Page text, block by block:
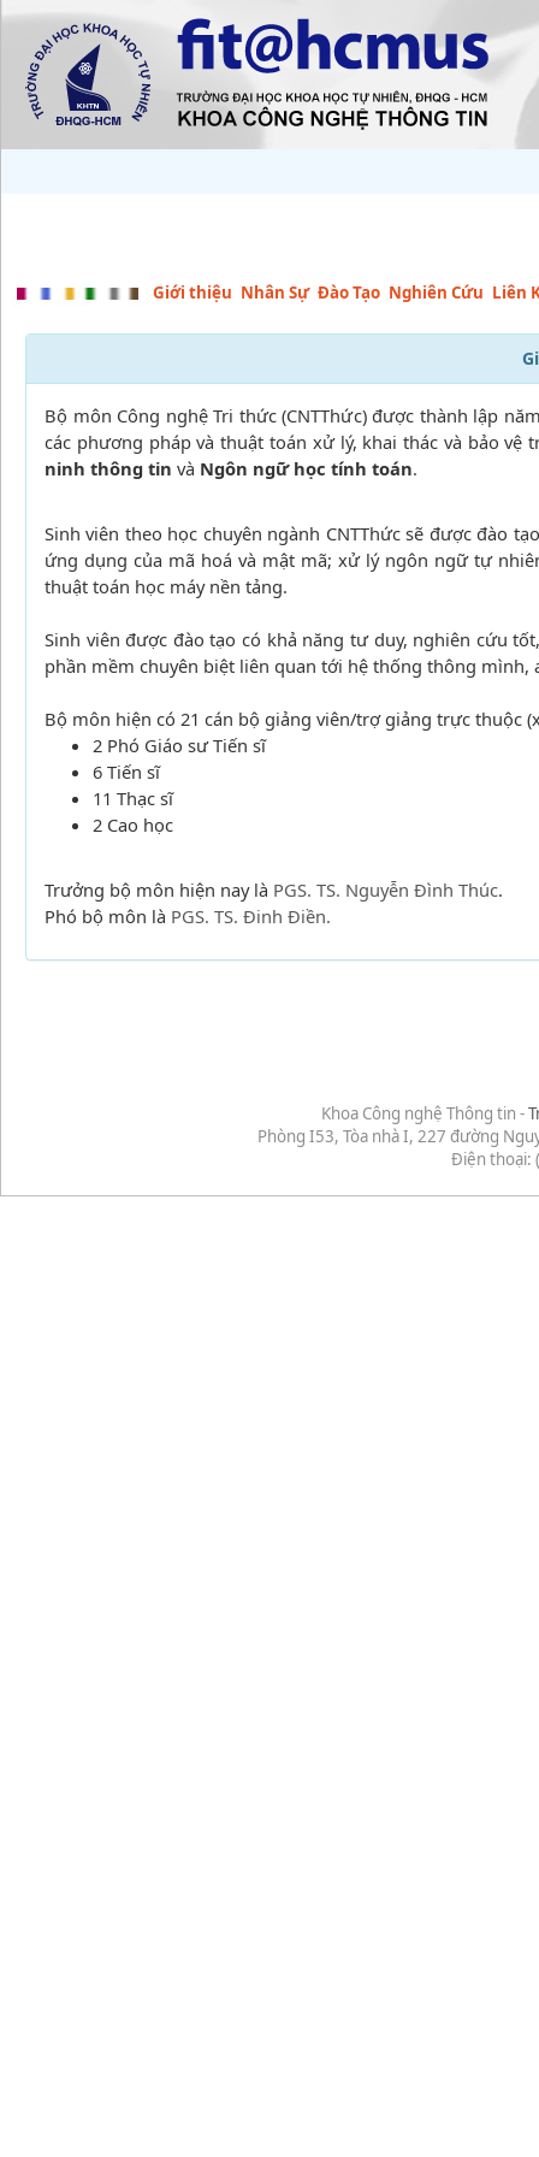
Giới thiệu Nhân Sự Đào Tạo Nghiên Cứu Liên
Bộ môn Công nghệ Tri thức (CNTThức) được thành lập
các phương pháp và thuật toán xử lý, khai thác và bảo
ninh thông tin và Ngôn ngữ học tính toán.
Sinh viên theo học chuyên ngành CNTThức sẽ được đào
ứng dụng của mã hoá và mật mã; xử lý ngôn ngữ tự
thuật toán học máy nền tảng.
Sinh viên được đào tạo có khả năng tư duy, nghiên cứu
phần mềm chuyên biệt liên quan tới hệ thống thông mình,
Bộ môn hiện có 21 cán bộ giảng viên/trợ giảng trực thuộc
2 Phó Giáo sư Tiến sĩ
6 Tiến sĩ
11 Thạc sĩ
2 Cao học
Trưởng bộ môn hiện nay là PGS. TS. Nguyễn Đình Thúc.
Phó bộ môn là PGS. TS. Đinh Điền.
Khoa Công nghệ Thông tin -
Phòng I53, Tòa nhà I, 227 đường
Điện thoại: